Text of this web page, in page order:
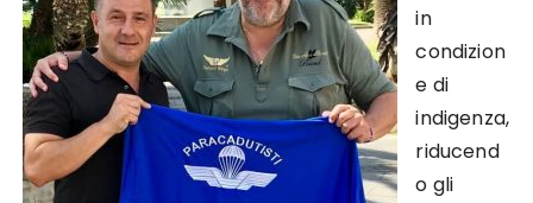
in
condizion
e di
indigenza,
riducend
o gli